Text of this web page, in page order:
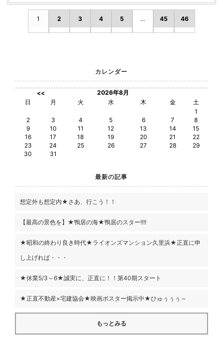
1 2 3 4 5 ... 45 46
カレンダー
<<
2026年8月
日
月 火 水 木 金
土
1
2
3 4 5 6 7
8
9
10 11 12 13 14
15
16
17 18 19 20 21
22
23
24 25 26 27 28
29
30
31
最新の記事
想定外も想定内★さあ、行こう！！
【最高の景色を】★鴨居の海★鴨居のスター!!!!
★昭和の終わり良き時代★ライオンズマンション久里浜★正直に申
し上げれば・・・
★休業5/3～6★誠実に、正直に！！第40期スタート
★正直不動産×宅建協会★映画ポスター掲示中★ひゅぅぅぅ～
もっとみる